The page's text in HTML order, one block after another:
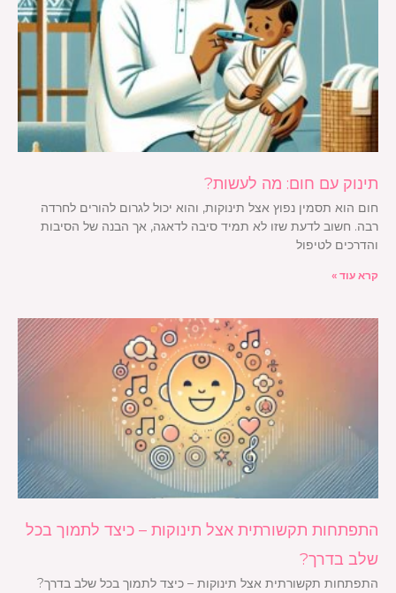
תינוק עם חום: מה לעשות?
חום הוא תסמין נפוץ אצל תינוקות, והוא יכול לגרום להורים לחרדה
רבה. חשוב לדעת שזו לא תמיד סיבה לדאגה, אך הבנה של הסיבות
והדרכים לטיפול
קרא עוד »
התפתחות תקשורתית אצל תינוקות – כיצד לתמוך בכל
שלב בדרך?
התפתחות תקשורתית אצל תינוקות – כיצד לתמוך בכל שלב בדרך?